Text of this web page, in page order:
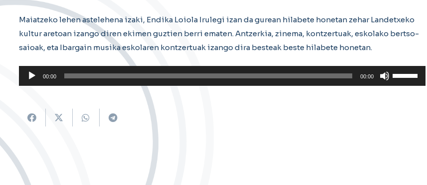
Maiatzeko lehen astelehena izaki, Endika Loiola Irulegi izan da gurean hilabete honetan zehar Landetxeko
kultur aretoan izango diren ekimen guztien berri ematen. Antzerkia, zinema, kontzertuak, eskolako bertso-
saioak, eta Ibargain musika eskolaren kontzertuak izango dira besteak beste hilabete honetan.
Soinu
erreproduzigailua
00:00 00:00
Erabili
gora/behera